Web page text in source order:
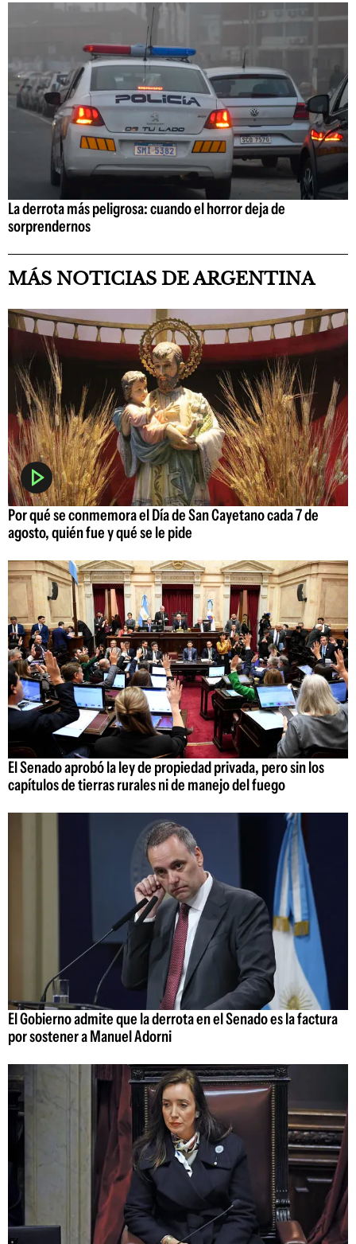
La derrota más peligrosa: cuando el horror deja de
sorprendernos
MÁS NOTICIAS DE ARGENTINA
Por qué se conmemora el Día de San Cayetano cada 7 de
agosto, quién fue y qué se le pide
El Senado aprobó la ley de propiedad privada, pero sin los
capítulos de tierras rurales ni de manejo del fuego
El Gobierno admite que la derrota en el Senado es la factura
por sostener a Manuel Adorni